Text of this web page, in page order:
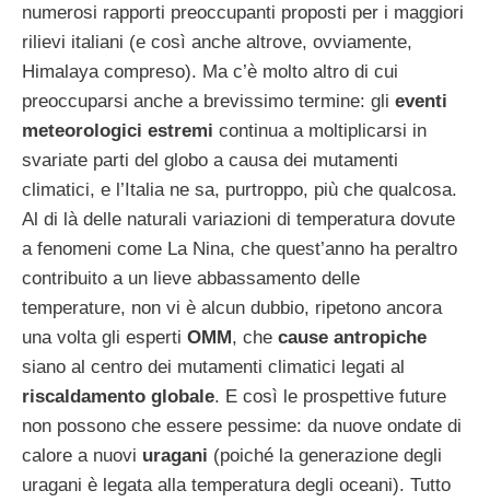
numerosi rapporti preoccupanti proposti per i maggiori
rilievi italiani (e così anche altrove, ovviamente,
Himalaya compreso). Ma c’è molto altro di cui
preoccuparsi anche a brevissimo termine: gli eventi
meteorologici estremi continua a moltiplicarsi in
svariate parti del globo a causa dei mutamenti
climatici, e l’Italia ne sa, purtroppo, più che qualcosa.
Al di là delle naturali variazioni di temperatura dovute
a fenomeni come La Nina, che quest’anno ha peraltro
contribuito a un lieve abbassamento delle
temperature, non vi è alcun dubbio, ripetono ancora
una volta gli esperti OMM, che cause antropiche
siano al centro dei mutamenti climatici legati al
riscaldamento globale. E così le prospettive future
non possono che essere pessime: da nuove ondate di
calore a nuovi uragani (poiché la generazione degli
uragani è legata alla temperatura degli oceani). Tutto